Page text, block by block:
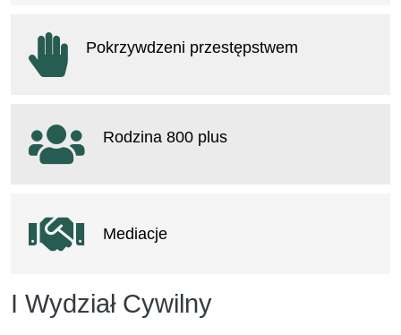
I Wydział Cywilny
Pokrzywdzeni przestępstwem
Rodzina 800 plus
Mediacje